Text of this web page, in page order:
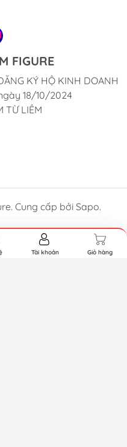
FIGURE
KÝ HỘ KINH DOANH
18/10/2024
TỪ LIÊM
Cung cấp bởi Sapo.
Tài khoản Giỏ hàng